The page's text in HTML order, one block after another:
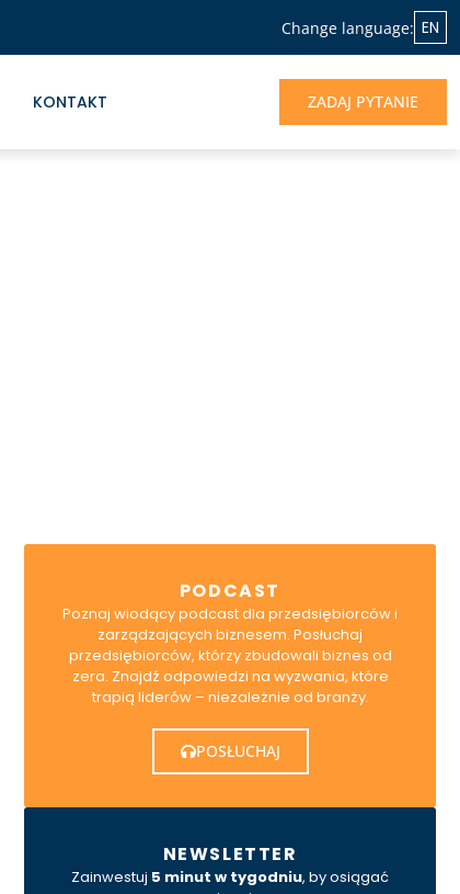
Change language: EN
KONTAKT ZADAJ PYTANIE
PODCAST
Poznaj wiodący podcast dla przedsiębiorców i
zarządzających biznesem. Posłuchaj
przedsiębiorców, którzy zbudowali biznes od
zera. Znajdź odpowiedzi na wyzwania, które
trapią liderów – niezależnie od branży.
POSŁUCHAJ
NEWSLETTER
Zainwestuj 5 minut w tygodniu, by osiągać